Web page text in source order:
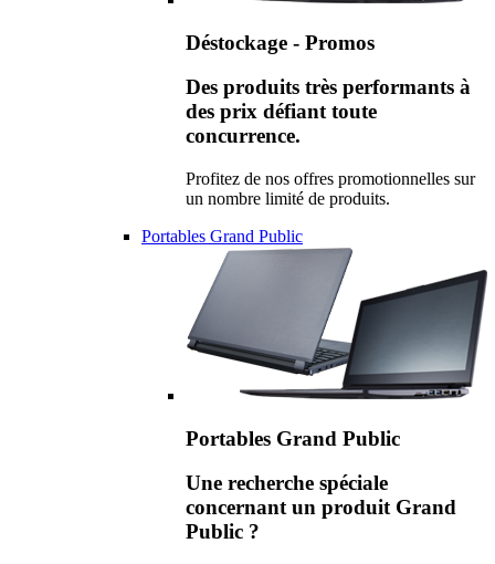
Déstockage - Promos
Des produits très performants à
des prix défiant toute
concurrence.
Profitez de nos offres promotionnelles sur
un nombre limité de produits.
Portables Grand Public
Portables Grand Public
Une recherche spéciale
concernant un produit Grand
Public ?